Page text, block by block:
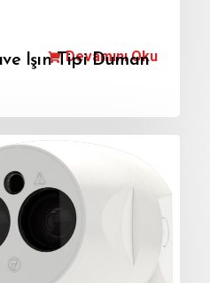
Işın Tipi Duman
Devamını Oku